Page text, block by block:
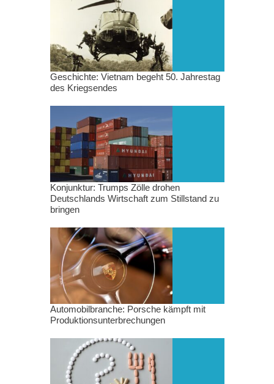
Geschichte: Vietnam begeht 50. Jahrestag
des Kriegsendes
Konjunktur: Trumps Zölle drohen
Deutschlands Wirtschaft zum Stillstand zu
bringen
Automobilbranche: Porsche kämpft mit
Produktionsunterbrechungen